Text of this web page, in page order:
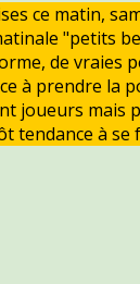
ce matin,
"petits
de vraies
à prendre la
joueurs mais
à se